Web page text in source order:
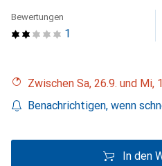
1
Bewertungen
Zwischen Sa, 26.9. und
Benachrichtigen, wenn
In den